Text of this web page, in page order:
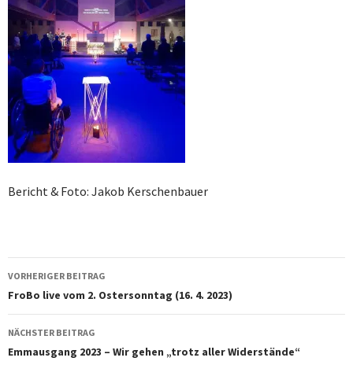
Bericht & Foto: Jakob Kerschenbauer
Beitragsnavigation
VORHERIGER BEITRAG
FroBo live vom 2. Ostersonntag (16. 4. 2023)
NÄCHSTER BEITRAG
Emmausgang 2023 – Wir gehen „trotz aller Widerstände“